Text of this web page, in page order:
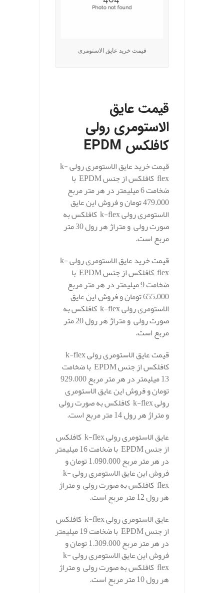
قیمت خرید عایق الاستومری
قیمت عایق
الاستومری رولی
کافلکس EPDM
قیمت خرید عایق الاستومری رولی k-
flex کافلکس از جنس EPDM با
ضخامت 6 میلیمتر در هر متر مربع
479.000 تومان و فروش این عایق
الاستومری رولی k-flex کافلکس به
صورت رولی و متراژ هر رول 30 متر
مربع است.
قیمت خرید عایق الاستومری رولی k-
flex کافلکس از جنس EPDM با
ضخامت 9 میلیمتر در هر متر مربع
655.000 تومان و فروش این عایق
الاستومری رولی k-flex کافلکس به
صورت رولی و متراژ هر رول 20 متر
مربع است.
کافلکس از جنس EPDM با ضخامت
13 میلیمتر در هر متر مربع 929.000
تومان و فروش این عایق الاستومری
رولی k-flex کافلکس به صورت رولی
و متراژ هر رول 14 متر مربع است.
عایق الاستومری رولی k-flex کافلکس
از جنس EPDM با ضخامت 16 میلیمتر
در هر متر مربع 1.090.000 تومان و
فروش این عایق الاستومری رولی k-
flex کافلکس به صورت رولی و متراژ
هر رول 12 متر مربع است.
عایق الاستومری رولی k-flex کافلکس
از جنس EPDM با ضخامت 19 میلیمتر
در هر متر مربع 1.309.000 تومان و
فروش این عایق الاستومری رولی k-
flex کافلکس به صورت رولی و متراژ
هر رول 10 متر مربع است.